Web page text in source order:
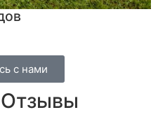
с нами
Отзывы